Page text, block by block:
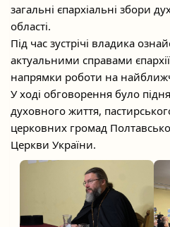
загальні єпархіальні збори
області.
Під час зустрічі владика
актуальними справами
напрямки роботи на
У ході обговорення було
духовного життя,
церковних громад
Церкви України.